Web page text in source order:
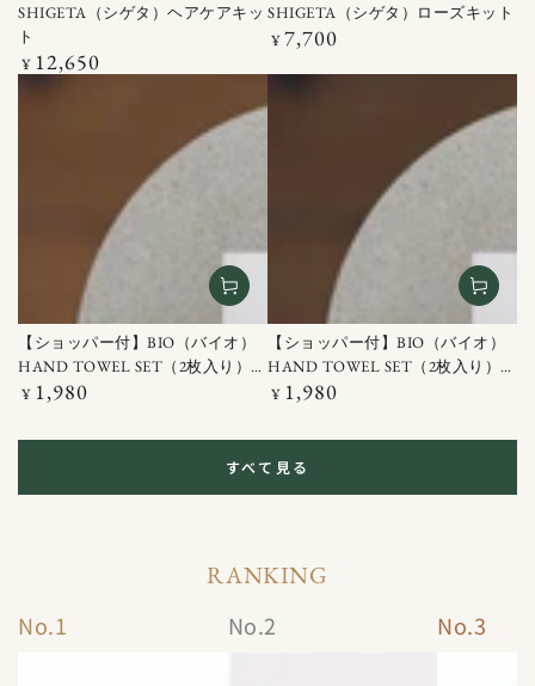
SHIGETA（シゲタ）ヘアケアキッ
ト
定
¥ 12,650
SHIGETA（シゲタ）ローズキット
定
¥7,700
【ショッパー付】BIO（バイオ）
HAND TOWEL SET（2枚入り）イ
エロー / ブラウン
定
¥ 1,980
【ショッパー付】BIO（バイオ）
HAND TOWEL SET（2枚入り）ラ
イトグレー / グリーン
定
¥ 1,980
すべて見る
RANKING